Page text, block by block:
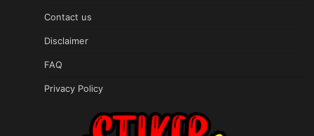
Contact us
Disclaimer
FAQ
Privacy Policy